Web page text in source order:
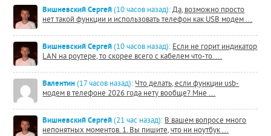
Вишневский Сергей (10 часов назад): Да, возможно просто
нет такой функции и использовать телефон как USB модем ...
Вишневский Сергей (10 часов назад): Если не горит индикатор
LAN на роутере, то скорее всего с кабелем что-то. ...
Валентин (17 часов назад): Что делать, если функции usb-
модем в телефоне 2026 года нету вообще? Мне ...
Вишневский Сергей (21 час назад): В вашем вопросе много
непонятных моментов. 1. Вы пишите, что ни ноутбук ...